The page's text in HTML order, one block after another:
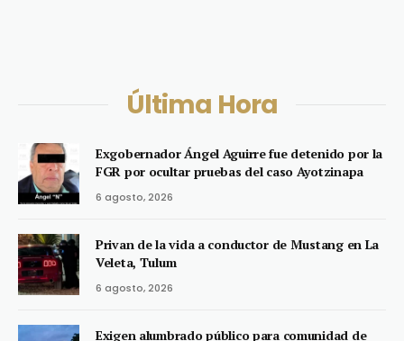
Última Hora
Exgobernador Ángel Aguirre fue detenido por la
FGR por ocultar pruebas del caso Ayotzinapa
6 agosto, 2026
Privan de la vida a conductor de Mustang en La
Veleta, Tulum
6 agosto, 2026
Exigen alumbrado público para comunidad de